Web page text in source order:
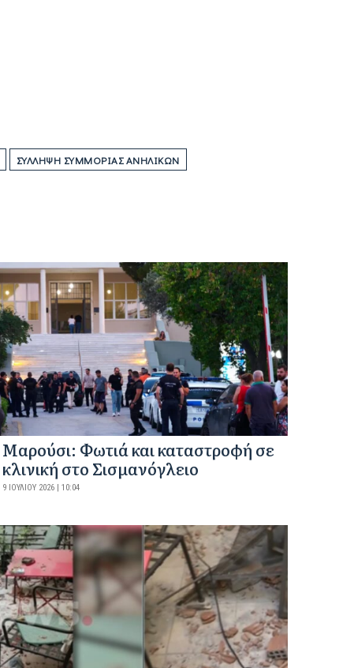
ΣΎΛΛΗΨΗ ΣΥΜΜΟΡΊΑΣ ΑΝΗΛΊΚΩΝ
Μαρούσι: Φωτιά και καταστροφή σε
κλινική στο Σισμανόγλειο
9 ΙΟΥΛΊΟΥ 2026 | 10:04